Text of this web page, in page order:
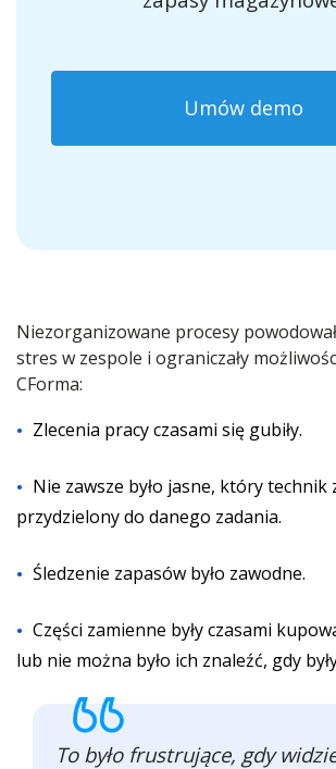
Umów demo
Niezorganizowane procesy
stres w zespole i ograniczały
CForma:
Zlecenia pracy czasami się gubiły.
Nie zawsze było jasne, który technik
przydzielony do danego zadania.
Śledzenie zapasów było zawodne.
Części zamienne były czasami
lub nie można było ich znaleźć, gdy
To było frustrujące, gdy